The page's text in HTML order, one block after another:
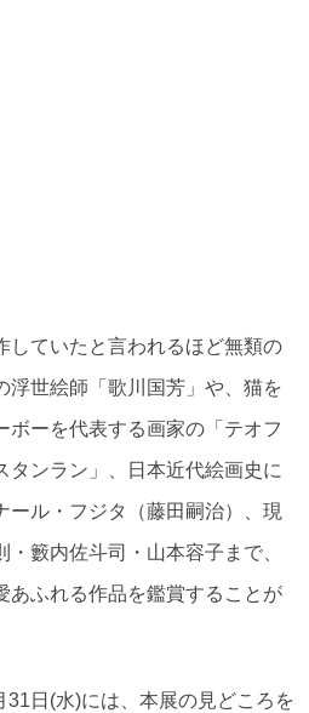
していたと言われるほど無類の
浮世絵師「歌川国芳」や、猫を
ボーを代表する画家の「テオフ
タンラン」、日本近代絵画史に
ール・フジタ（藤田嗣治）、現
籔内佐斗司・山本容子まで、
あふれる作品を鑑賞することが
日(水)には、本展の見どころを